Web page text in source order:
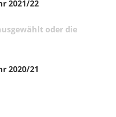
2021/22
oder die
2020/21